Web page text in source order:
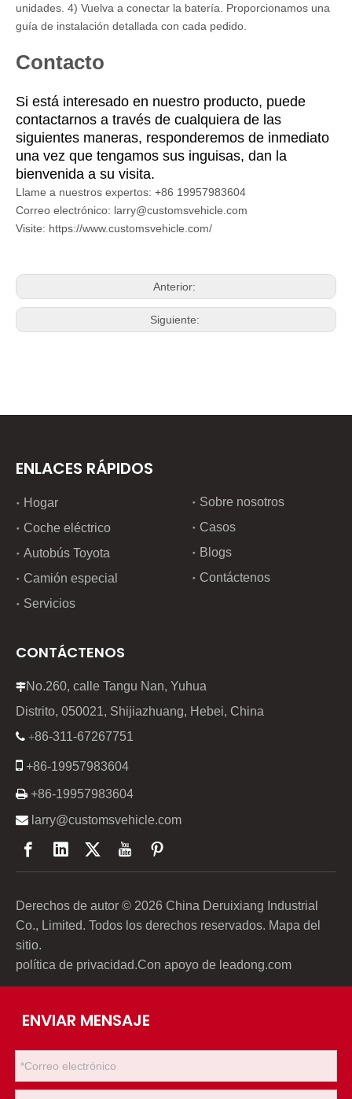
unidades. 4) Vuelva a conectar la batería. Proporcionamos una
guía de instalación detallada con cada pedido.
Contacto
Si está interesado en nuestro producto, puede
contactarnos a través de cualquiera de las
siguientes maneras, responderemos de inmediato
una vez que tengamos sus inguisas, dan la
bienvenida a su visita.
Llame a nuestros expertos: +86 19957983604
Correo electrónico: larry@customsvehicle.com
Visite: https://www.customsvehicle.com/
Anterior:
Siguiente:
ENLACES RÁPIDOS
Hogar
Coche eléctrico
Autobús Toyota
Camión especial
Servicios
Sobre nosotros
Casos
Blogs
Contáctenos
CONTÁCTENOS
No.260, calle Tangu Nan, Yuhua
Distrito, 050021, Shijiazhuang, Hebei, China
 +86-311-67267751
 +86-19957983604
 +86-19957983604
 larry@customsvehicle.com
Derechos de autor © 2026 China Deruixiang Industrial
Co., Limited. Todos los derechos reservados. Mapa del
sitio.
política de privacidad.Con apoyo de leadong.com
ENVIAR MENSAJE